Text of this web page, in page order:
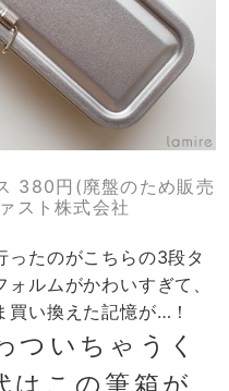
380円(廃盤のため販売
スト株式会社
ったのがこちらの3段タ
ルムがかわいすぎて、
買い換えた記憶が… ！
ついちゃうく
はこの筆箱が